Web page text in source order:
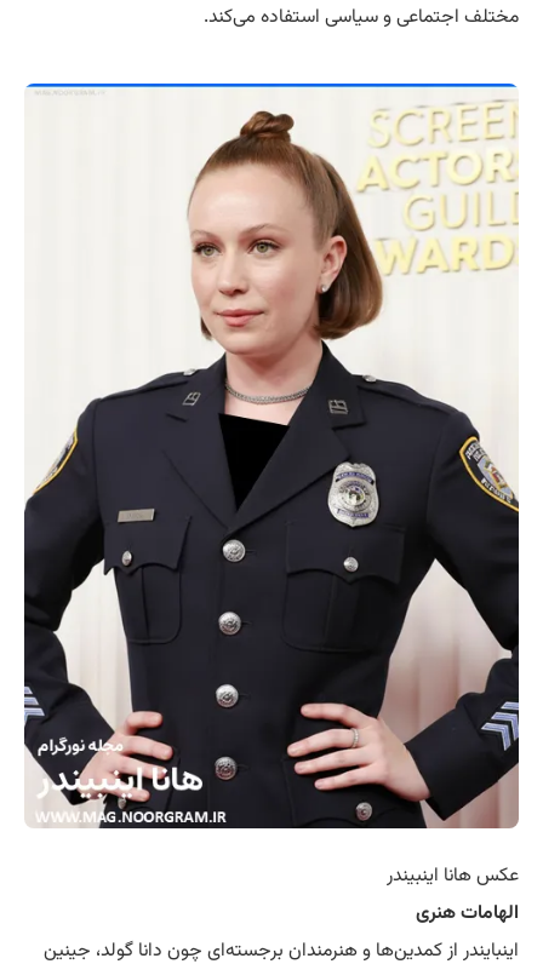
مختلف اجتماعی و سیاسی استفاده می‌کند.
عکس هانا اینبیندر
الهامات هنری
اینبایندر از کمدین‌ها و هنرمندان برجسته‌ای چون دانا گولد، جینین